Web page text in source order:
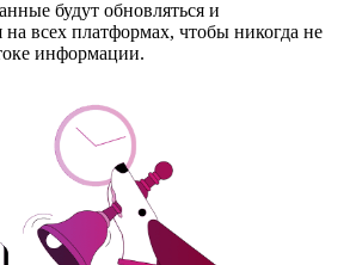
будут обновляться и
на всех платформах, чтобы никогда не
информации.